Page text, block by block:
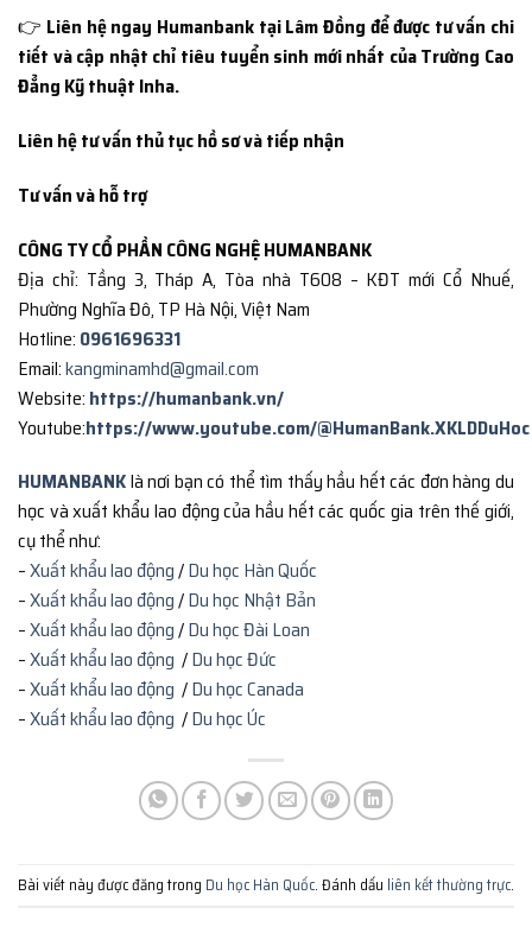
👉 Liên hệ ngay Humanbank tại Lâm Đồng để được tư vấn chi
tiết và cập nhật chỉ tiêu tuyển sinh mới nhất của Trường Cao
Đẳng Kỹ thuật Inha.
Liên hệ tư vấn thủ tục hồ sơ và tiếp nhận
Tư vấn và hỗ trợ
CÔNG TY CỔ PHẦN CÔNG NGHỆ HUMANBANK
Địa chỉ: Tầng 3, Tháp A, Tòa nhà T608 – KĐT mới Cổ Nhuế,
Phường Nghĩa Đô, TP Hà Nội, Việt Nam
Hotline: 0961696331
Email:kangminamhd@gmail.com
Website: https://humanbank.vn/
Youtube:https://www.youtube.com/@HumanBank.XKLDDuHoc
HUMANBANKlà nơi bạn có thể tìm thấy hầu hết các đơn hàng du
học và xuất khẩu lao động của hầu hết các quốc gia trên thế giới,
cụ thể như:
–Xuất khẩu lao động/Du học Hàn Quốc
–Xuất khẩu lao động/Du học Nhật Bản
–Xuất khẩu lao động/Du học Đài Loan
–Xuất khẩu lao động /Du học Đức
–Xuất khẩu lao động /Du học Canada
–Xuất khẩu lao động /Du học Úc
Bài viết này được đăng trong Du học Hàn Quốc. Đánh dấu liên kết thường trực.